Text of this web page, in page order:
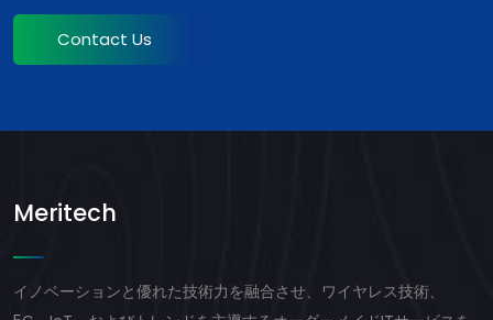
Contact Us
Meritech
イノベーションと優れた技術力を融合させ、ワイヤレス技術、